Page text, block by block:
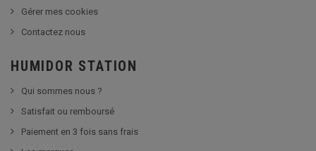
Gérer mes cookies
Contactez nous
HUMIDOR STATION
Qui sommes nous ?
Satisfait ou remboursé
Paiement en 3 fois sans frais